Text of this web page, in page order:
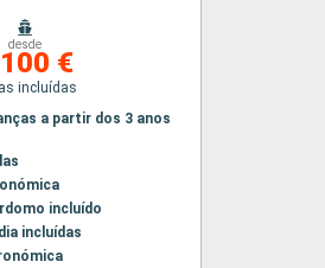
desde
€
incluídas
a partir dos 3 anos
incluído
incluídas